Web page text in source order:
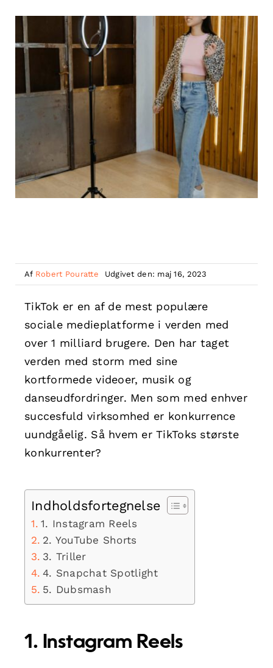
Af Robert Pouratte Udgivet den: maj 16, 2023
TikTok er en af de mest populære
sociale medieplatforme i verden med
over 1 milliard brugere. Den har taget
verden med storm med sine
kortformede videoer, musik og
danseudfordringer. Men som med enhver
succesfuld virksomhed er konkurrence
uundgåelig. Så hvem er TikToks største
konkurrenter?
Indholdsfortegnelse
1. Instagram Reels
2. YouTube Shorts
3. Triller
4. Snapchat Spotlight
5. Dubsmash
1. Instagram Reels